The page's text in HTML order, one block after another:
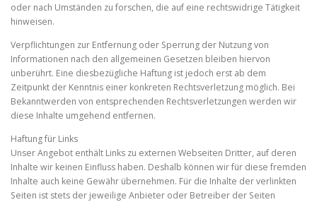
oder nach Umständen zu forschen, die auf eine rechtswidrige Tätigkeit
hinweisen.
Verpflichtungen zur Entfernung oder Sperrung der Nutzung von
Informationen nach den allgemeinen Gesetzen bleiben hiervon
unberührt. Eine diesbezügliche Haftung ist jedoch erst ab dem
Zeitpunkt der Kenntnis einer konkreten Rechtsverletzung möglich. Bei
Bekanntwerden von entsprechenden Rechtsverletzungen werden wir
diese Inhalte umgehend entfernen.
Haftung für Links
Unser Angebot enthält Links zu externen Webseiten Dritter, auf deren
Inhalte wir keinen Einfluss haben. Deshalb können wir für diese fremden
Inhalte auch keine Gewähr übernehmen. Für die Inhalte der verlinkten
Seiten ist stets der jeweilige Anbieter oder Betreiber der Seiten